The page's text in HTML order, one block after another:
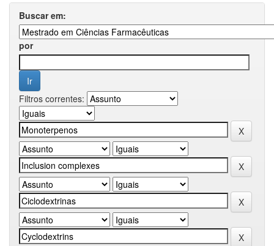
Buscar em:
por
Filtros correntes: